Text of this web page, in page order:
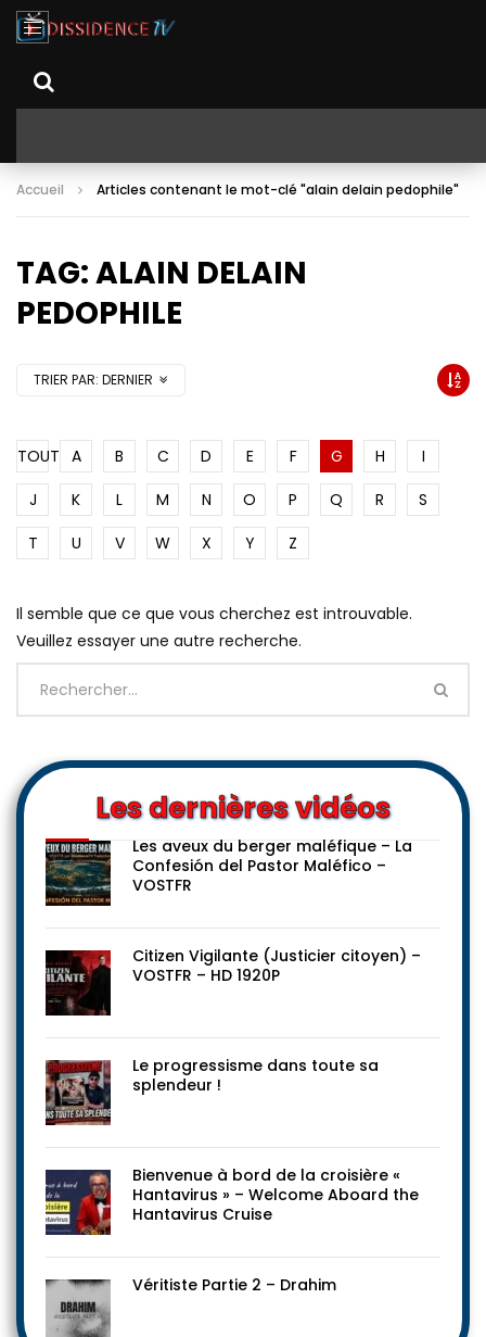
Accueil Articles contenant le mot-clé "alain delain pedophile"
TAG: ALAIN DELAIN
PEDOPHILE
TRIER PAR: DERNIER
TOUT A B C D E F G H
I
J
K L M N O P Q R
S
T
U V W X Y Z
Il semble que ce que vous cherchez est introuvable.
Veuillez essayer une autre recherche.
Les dernières vidéos
Les aveux du berger maléfique – La
Confesión del Pastor Maléfico –
VOSTFR
Citizen Vigilante (Justicier citoyen) –
VOSTFR – HD 1920P
Le progressisme dans toute sa
splendeur !
Bienvenue à bord de la croisière «
Hantavirus » – Welcome Aboard the
Hantavirus Cruise
Véritiste Partie 2 – Drahim